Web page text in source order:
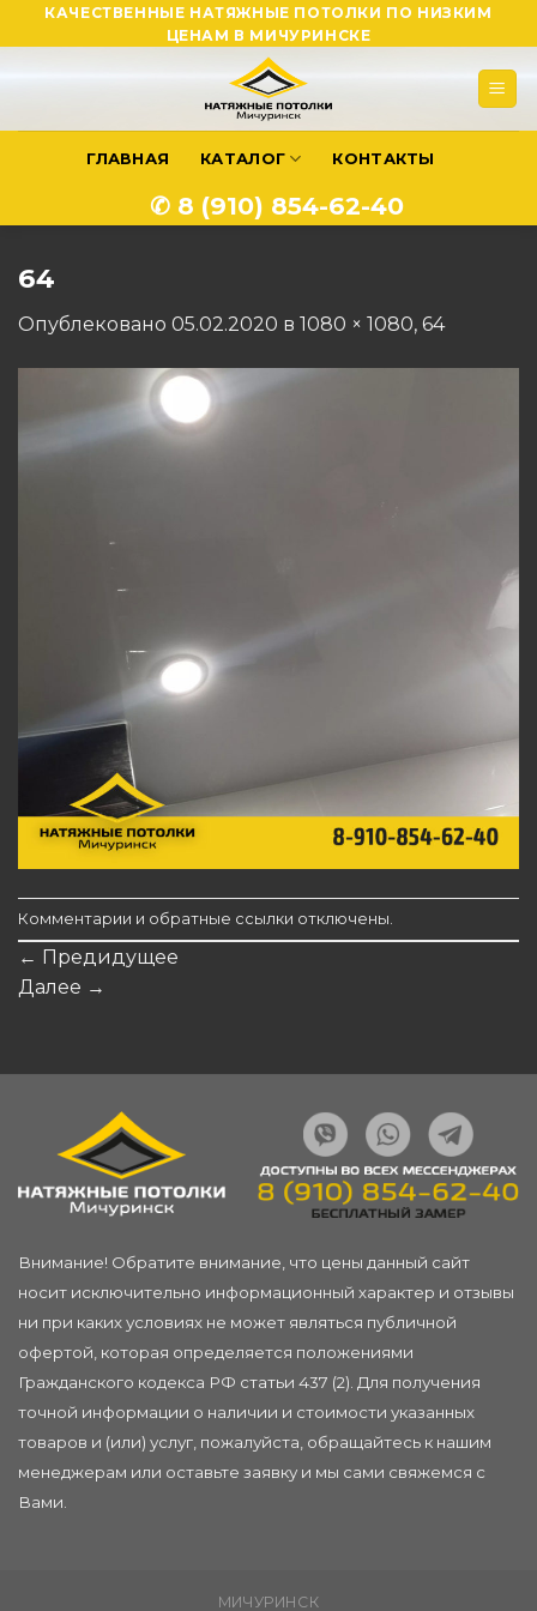
to
КАЧЕСТВЕННЫЕ НАТЯЖНЫЕ ПОТОЛКИ ПО НИЗКИМ
ЦЕНАМ В МИЧУРИНСКЕ
ГЛАВНАЯ КАТАЛОГ КОНТАКТЫ
✆ 8 (910) 854-62-40
64
Опублековано 05.02.2020 в 1080 × 1080, 64
Комментарии и обратные ссылки отключены.
← Предидущее
Далее →
Внимание! Обратите внимание, что цены данный сайт
носит исключительно информационный характер и отзывы
ни при каких условиях не может являться публичной
офертой, которая определяется положениями
Гражданского кодекса РФ статьи 437 (2). Для получения
точной информации о наличии и стоимости указанных
товаров и (или) услуг, пожалуйста, обращайтесь к нашим
менеджерам или оставьте заявку и мы сами свяжемся с
Вами.
МИЧУРИНСК